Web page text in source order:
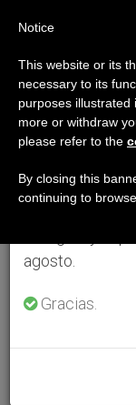
Aviso
Del 27 de
anual,
se generan
agosto.
Gracias.
Notice
This website or its
necessary to its
purposes illustrated
more or withdraw
please refer to the
By closing this
continuing to